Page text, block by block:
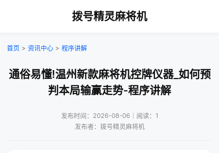
拨号精灵麻将机
首页 > 资讯中心 > 程序讲解
通俗易懂!温州新款麻将机控牌仪器_如何预
判本局输赢走势-程序讲解
发布时间：2026-08-06｜阅读：1
发布者：拨号精灵麻将机